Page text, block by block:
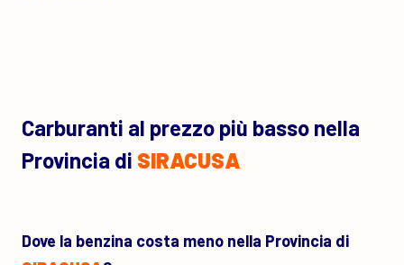
Carburanti al prezzo più basso nella
Provincia di SIRACUSA
Dove la benzina costa meno nella Provincia di